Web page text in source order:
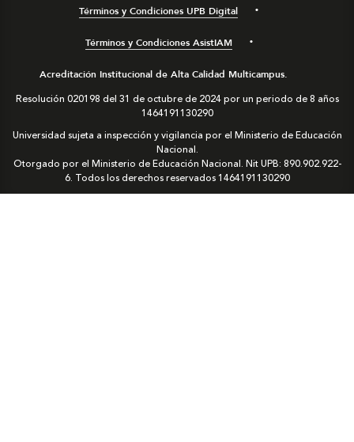
Términos y Condiciones UPB Digital
Términos y Condiciones AsistIAM
Acreditación Institucional de Alta Calidad Multicampus.
Resolución 020198 del 31 de octubre de 2024 por un periodo de 8 años
1464191130290
Universidad sujeta a inspección y vigilancia por el Ministerio de Educación
Nacional.
Otorgado por el Ministerio de Educación Nacional. Nit UPB: 890.902.922-
6. Todos los derechos reservados1464191130290